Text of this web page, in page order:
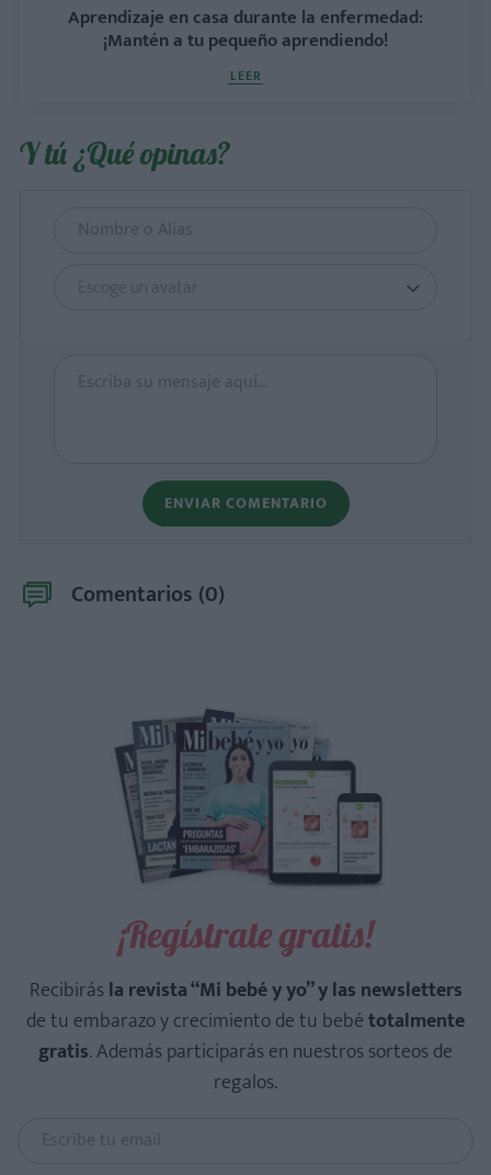
Aprendizaje en casa durante la enfermedad:
¡Mantén a tu pequeño aprendiendo!
LEER
Y tú ¿Qué opinas?
Escoge un avatar
ENVIAR COMENTARIO
Comentarios (0)
¡Regístrate gratis!
Recibirásla revista “Mi bebé y yo” y las newsletters
de tu embarazo y crecimiento de tu bebétotalmente
gratis. Además participarás en nuestros sorteos de
regalos.